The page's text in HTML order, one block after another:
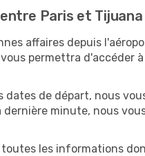
Paris et Tijuana
affaires depuis
permettra d'accéder
de départ, nous
minute, nous
les informations